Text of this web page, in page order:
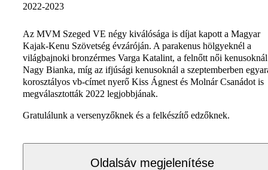
2022-2023
Az MVM Szeged VE négy kiválósága is díjat kapott a Magyar
Kajak-Kenu Szövetség évzáróján. A parakenus hölgyeknél a
világbajnoki bronzérmes Varga Katalint, a felnőtt női kenusoknál
Nagy Bianka, míg az ifjúsági kenusoknál a szeptemberben
korosztályos vb-címet nyerő Kiss Ágnest és Molnár Csanádot is
megválasztották 2022 legjobbjának.
Gratulálunk a versenyzőknek és a felkészítő edzőknek.
Oldalsáv megjelenítése